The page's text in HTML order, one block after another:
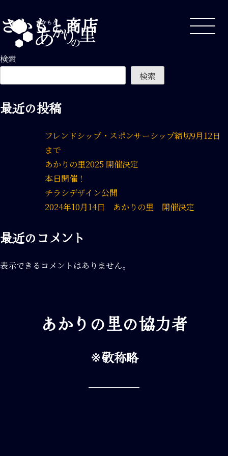
Skip
to
content
さかもと商店
検索
検索
最近の投稿
フレンドシップ・スポンサーシップ締切9月12日
まで
あかりの里2025 開催決定
本日開催！
チラシデザイン公開
2024年10月14日 あかりの里 開催決定
最近のコメント
表示できるコメントはありません。
あかりの里の協力者
※敬称略